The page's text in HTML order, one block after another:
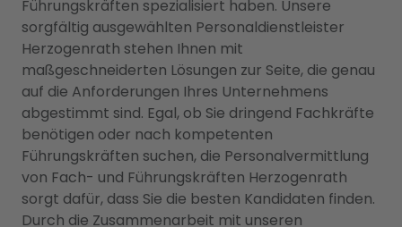
Führungskräften spezialisiert haben. Unsere
sorgfältig ausgewählten Personaldienstleister
Herzogenrath stehen Ihnen mit
maßgeschneiderten Lösungen zur Seite, die genau
auf die Anforderungen Ihres Unternehmens
abgestimmt sind. Egal, ob Sie dringend Fachkräfte
benötigen oder nach kompetenten
Führungskräften suchen, die Personalvermittlung
von Fach- und Führungskräften Herzogenrath
sorgt dafür, dass Sie die besten Kandidaten finden.
Durch die Zusammenarbeit mit unseren